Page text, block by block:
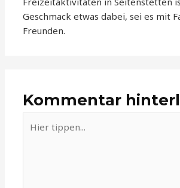
Geschmack etwas dabei, sei es mit
Freunden.
Kommentar
tippen...